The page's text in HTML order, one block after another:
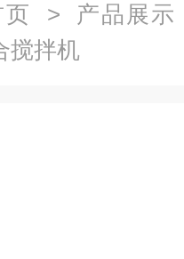
> 产品展示
搅拌机